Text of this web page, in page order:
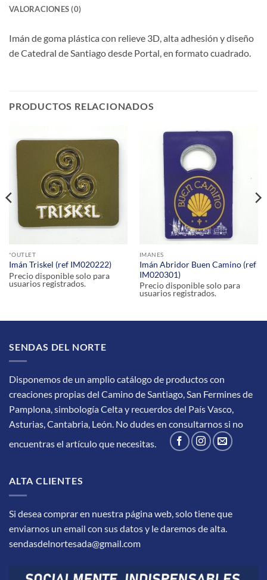
VALORACIONES (0)
Imán de goma plástica con relieve 3D, alta adhesión y diseño
de Catedral de Santiago desde Portal, en formato cuadrado.
PRODUCTOS RELACIONADOS
*OUTLET
Imán Triskel (ref IM020222)
Precio disponible solo para
usuarios registrados.
IMANES
Imán Abridor Buen Camino (ref
IM020301)
Precio disponible solo para
usuarios registrados.
SENDAS DEL NORTE
Disponemos de un amplio catálogo de productos con
creaciones propias del Camino de Santiago, San Fermines de
Pamplona, simbología Celta y recuerdos del País Vasco,
Asturias, Cantabria, León. No dudes en consultarnos si no
encuentras el artículo que necesitas.
ALTA CLIENTES
Si desea comprar en nuestra página web, solo tiene que
enviarnos un email con sus datos y le daremos de alta.
sendasdelnortesada@gmail.com